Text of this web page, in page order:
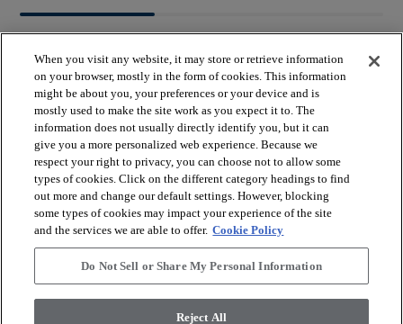
VER LOS PRODUCTOS
HERRAMIENTAS ÚTILES
QUIÉNES SOMOS arrow_forward_ios
When you visit any website, it may store or retrieve information
on your browser, mostly in the form of cookies. This information
might be about you, your preferences or your device and is
mostly used to make the site work as you expect it to. The
information does not usually directly identify you, but it can
give you a more personalized web experience. Because we
respect your right to privacy, you can choose not to allow some
types of cookies. Click on the different category headings to find
out more and change our default settings. However, blocking
some types of cookies may impact your experience of the site
and the services we are able to offer. Cookie Policy
Do Not Sell or Share My Personal Information
Reject All